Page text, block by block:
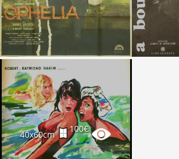
40x60cm
100€
✔